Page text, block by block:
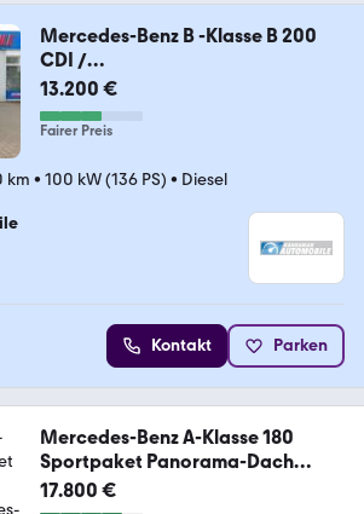
Mercedes-Benz B -Klasse B 200
CDI /
d**AUTOMATIK*EURO6*1HAND*
13.200 €
Fairer Preis
km • 100 kW (136 PS) • Diesel
Kontakt Parken
Mercedes-Benz A-Klasse 180
Sportpaket Panorama-Dach
Automatik
17.800 €